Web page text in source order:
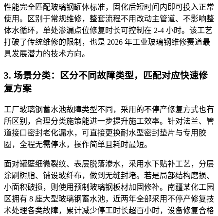
性能完全匹配玻璃钢罐体标准，固化后短时间内即可投入正常
使用。区别于常规维修，整套流程不用改动主管道、不影响整
体水循环，单处渗漏点位修复时长可控制在 2-4 小时。该工艺
打破了传统维修的限制，也是 2026 年工业玻璃钢维修赛道最
具发展潜力的技术方向。
3. 场景分类：区分不同故障类型，匹配对应快速修
复方案
工厂玻璃钢蓄水池故障类型不同，采用的不停产修复方式也有
所区别，合理分类施策能进一步提升施工效率。针对法兰、管
道接口密封老化漏水，可直接更换耐水型密封垫片与专用胶
圈，全程无需停水，操作简单且耗时最短。
面对罐壁细微裂纹、表层脱落渗水，采用水下贴补工艺，分层
涂刷树脂、铺设玻纤布，做到无缝封堵。若是局部结构磨损、
小面积破损，则使用预制玻璃钢板材加固修补。南疆某化工园
区拥有 8 座大型玻璃钢蓄水池，近两年全部采用不停产修复技
术处理各类故障，累计减少停工时长超百小时，设备修复合格